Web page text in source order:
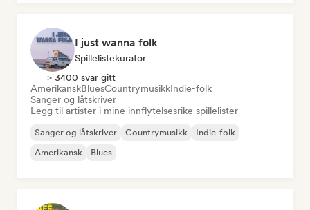
I just wanna folk
Spillelistekurator
> 3400 svar gitt
AmerikanskBluesCountrymusikkIndie-folk
Sanger og låtskriver
Legg til artister i mine innflytelsesrike spillelister
Sanger og låtskriver Countrymusikk
Indie-folk
Amerikansk
Blues